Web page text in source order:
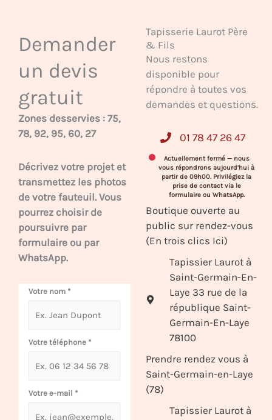
Demander
un devis
gratuit
Zones desservies : 75,
78, 92, 95, 60, 27
Décrivez votre projet et
transmettez les photos
de votre fauteuil. Vous
pourrez choisir de
poursuivre par
formulaire ou par
WhatsApp.
Votre nom *
Votre téléphone *
Votre e-mail *
Tapisserie Laurot Père
& Fils
Nous restons
disponible pour
répondre à toutes vos
demandes et questions.
01 78 47 26 47
Actuellement fermé — nous
vous répondrons aujourd’hui à
partir de 09h00. Privilégiez la
prise de contact via le
formulaire ou WhatsApp.
Boutique ouverte au
public sur rendez-vous
(En trois clics Ici)
Tapissier Laurot à
Saint-Germain-En-
Laye 33 rue de la
république Saint-
Germain-En-Laye
78100
Prendre rendez vous à
Saint-Germain-en-Laye
(78)
Tapissier Laurot à